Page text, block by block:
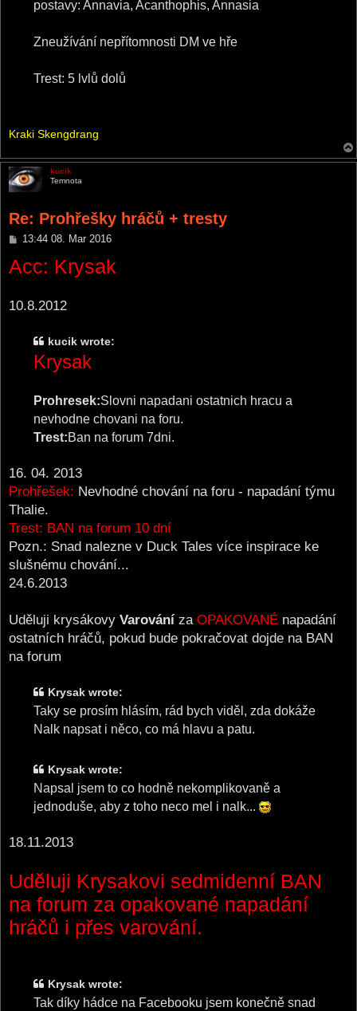
postavy: Annavia, Acanthophis, Annasia
Zneužívání nepřítomnosti DM ve hře
Trest: 5 lvlů dolů
Kraki Skengdrang
kucik
Temnota
Re: Prohřešky hráčů + tresty
P
s
t
13:44 08. Mar 2016
Acc: Krysak
10.8.2012
kucik wrote:
Krysak
Prohresek:Slovni napadani ostatnich hracu a
nevhodne chovani na foru.
Trest:Ban na forum 7dni.
16. 04. 2013
Prohřešek: Nevhodné chování na foru - napadání týmu
Thalie.
Trest: BAN na forum 10 dní
Pozn.: Snad nalezne v Duck Tales více inspirace ke
slušnému chování...
24.6.2013
Uděluji krysákovy Varování za OPAKOVANÉ napadání
ostatních hráčů, pokud bude pokračovat dojde na BAN
na forum
Krysak wrote:
Taky se prosím hlásím, rád bych viděl, zda dokáže
Nalk napsat i něco, co má hlavu a patu.
Krysak wrote:
Napsal jsem to co hodně nekomplikovaně a
jednoduše, aby z toho neco mel i nalk...
18.11.2013
Uděluji Krysakovi sedmidenní BAN
na forum za opakované napadání
hráčů i přes varování.
Krysak wrote:
Tak díky hádce na Facebooku jsem konečně snad